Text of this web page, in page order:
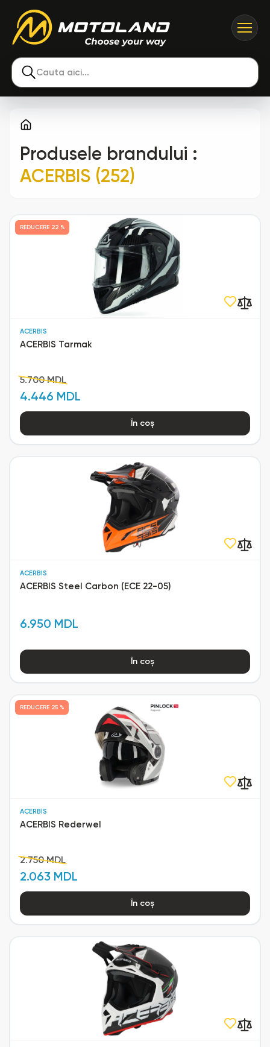
Cauta aici...
Produsele brandului :
ACERBIS (252)
ACERBIS
ACERBIS Tarmak
5.700 MDL
4.446 MDL
REDUCERE 22 %
În coș
ACERBIS
ACERBIS Steel Carbon (ECE 22-05)
6.950 MDL
În coș
ACERBIS
ACERBIS Rederwel
2.750 MDL
2.063 MDL
REDUCERE 25 %
În coș